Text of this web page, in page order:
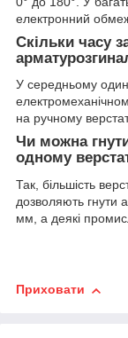
електронний
Скільки часу
У середньому
на ручному
Чи можна
одному
Так, більшість
дозволяють гнути
мм, а деякі
Приховати